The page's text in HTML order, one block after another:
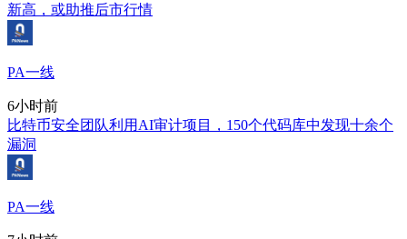
新高，或助推后市行情
PA一线
6小时前
比特币安全团队利用AI审计项目，150个代码库中发现十余个
漏洞
PA一线